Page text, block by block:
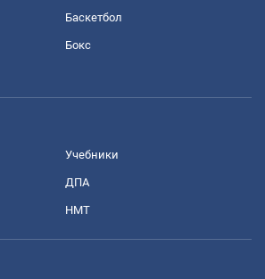
Баскетбол
Бокс
Учебники
ДПА
НМТ